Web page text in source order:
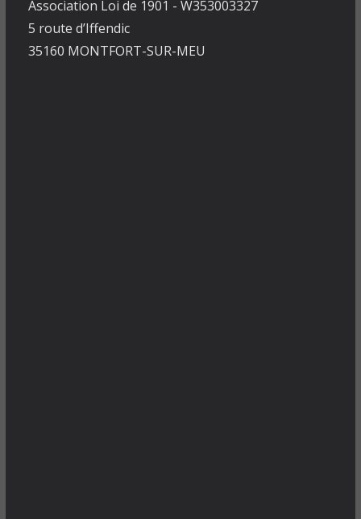
Association Loi de 1901 - W353003327
5 route d’Iffendic
35160 MONTFORT-SUR-MEU